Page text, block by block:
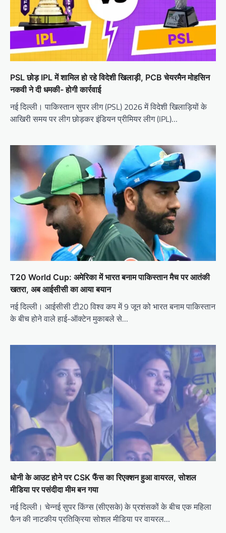
PSL छोड़ IPL में शामिल हो रहे विदेशी खिलाड़ी, PCB चेयरमैन मोहसिन
नकवी ने दी धमकी- होगी कार्रवाई
नई दिल्ली। पाकिस्तान सुपर लीग (PSL) 2026 में विदेशी खिलाड़ियों के
आखिरी समय पर लीग छोड़कर इंडियन प्रीमियर लीग (IPL)…
T20 World Cup: अमेरिका में भारत बनाम पाकिस्तान मैच पर आतंकी
खतरा, अब आईसीसी का आया बयान
नई दिल्ली। आईसीसी टी20 विश्व कप में 9 जून को भारत बनाम पाकिस्तान
के बीच होने वाले हाई-ऑक्टेन मुकाबले से…
धोनी के आउट होने पर CSK फैंस का रिएक्शन हुआ वायरल, सोशल
मीडिया पर पसंदीदा मीम बन गया
नई दिल्ली। चेन्नई सुपर किंग्स (सीएसके) के प्रशंसकों के बीच एक महिला
फैन की नाटकीय प्रतिक्रिया सोशल मीडिया पर वायरल…